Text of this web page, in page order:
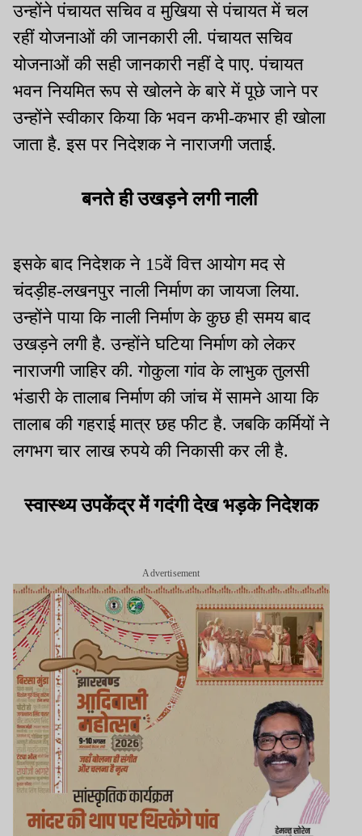
उन्होंने पंचायत सचिव व मुखिया से पंचायत में चल
रहीं योजनाओं की जानकारी ली. पंचायत सचिव
योजनाओं की सही जानकारी नहीं दे पाए. पंचायत
भवन नियमित रूप से खोलने के बारे में पूछे जाने पर
उन्होंने स्वीकार किया कि भवन कभी-कभार ही खोला
जाता है. इस पर निदेशक ने नाराजगी जताई.
बनते ही उखड़ने लगी नाली
इसके बाद निदेशक ने 15वें वित्त आयोग मद से
चंदड़ीह-लखनपुर नाली निर्माण का जायजा लिया.
उन्होंने पाया कि नाली निर्माण के कुछ ही समय बाद
उखड़ने लगी है. उन्होंने घटिया निर्माण को लेकर
नाराजगी जाहिर की. गोकुला गांव के लाभुक तुलसी
भंडारी के तालाब निर्माण की जांच में सामने आया कि
तालाब की गहराई मात्र छह फीट है. जबकि कर्मियों ने
लगभग चार लाख रुपये की निकासी कर ली है.
स्वास्थ्य उपकेंद्र में गदंगी देख भड़के निदेशक
Advertisement